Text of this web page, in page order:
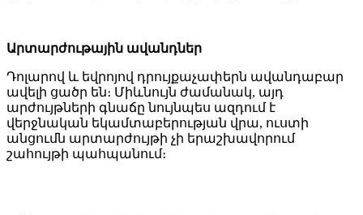
Արտարժութային ավանդներ
Դոլարով և եվրոյով դրույքաչափերն ավանդաբար
ավելի ցածր են։ Միևնույն ժամանակ, այդ
արժույթների գնաճը նույնպես ազդում է
վերջնական եկամտաբերության վրա, ուստի
անցումն արտարժույթի չի երաշխավորում
շահույթի պահպանում։